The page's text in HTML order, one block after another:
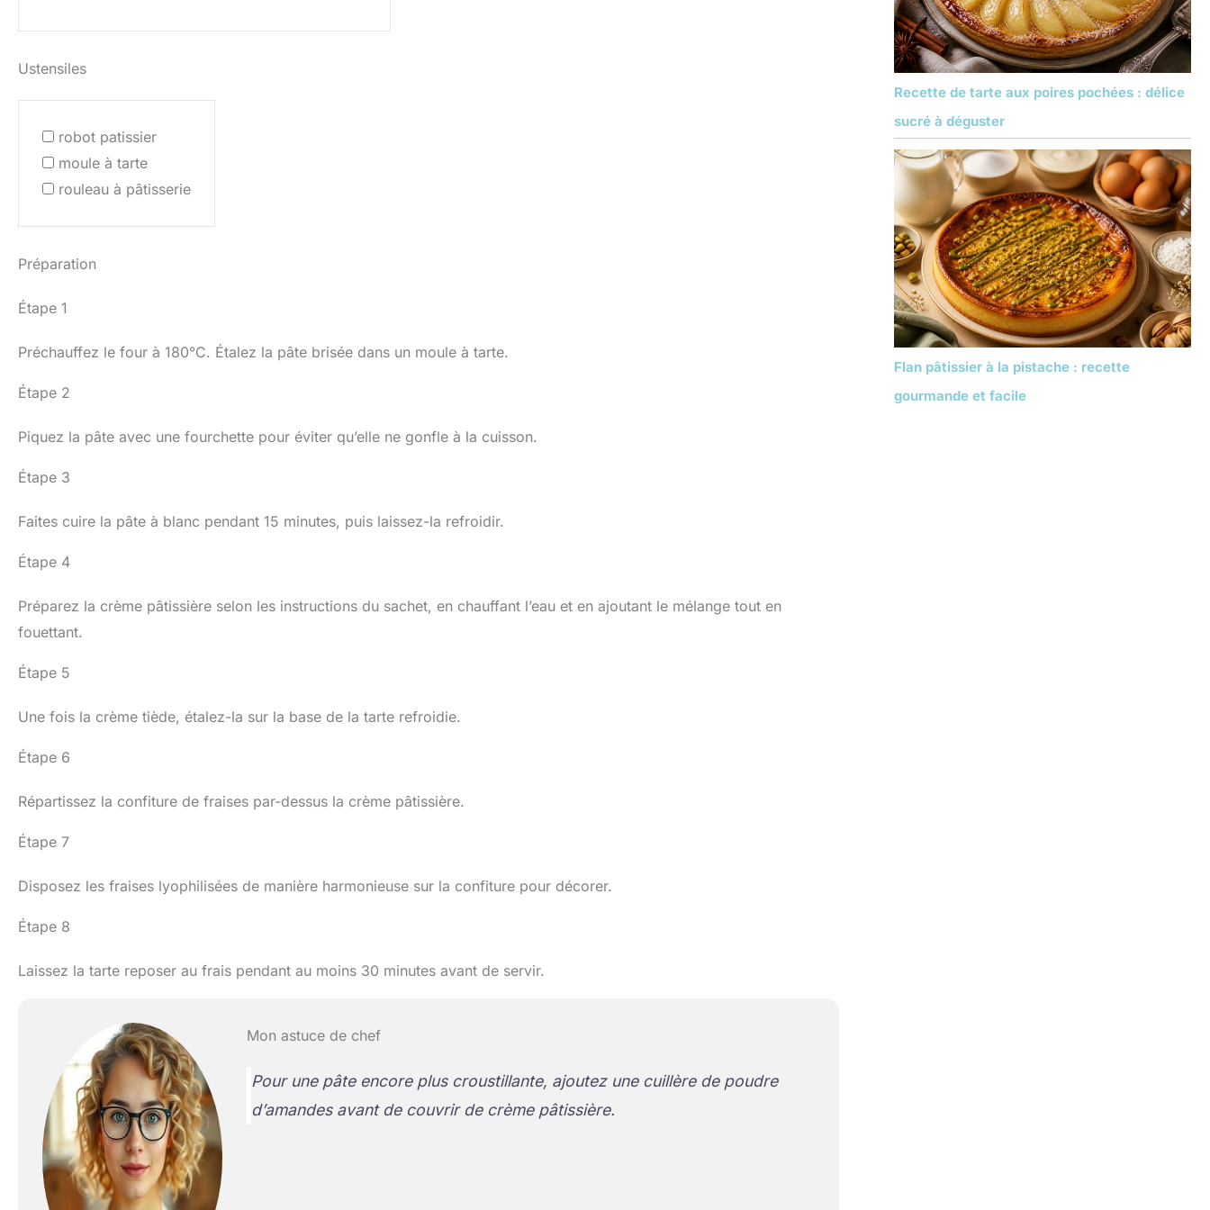
Ustensiles
robot patissier
moule à tarte
rouleau à pâtisserie
Préparation
Étape 1
Préchauffez le four à 180°C. Étalez la pâte brisée dans un moule à tarte.
Étape 2
Piquez la pâte avec une fourchette pour éviter qu’elle ne gonfle à la cuisson.
Étape 3
Faites cuire la pâte à blanc pendant 15 minutes, puis laissez-la refroidir.
Étape 4
Préparez la crème pâtissière selon les instructions du sachet, en chauffant l’eau et en ajoutant le mélange tout en
fouettant.
Étape 5
Une fois la crème tiède, étalez-la sur la base de la tarte refroidie.
Étape 6
Répartissez la confiture de fraises par-dessus la crème pâtissière.
Étape 7
Disposez les fraises lyophilisées de manière harmonieuse sur la confiture pour décorer.
Étape 8
Laissez la tarte reposer au frais pendant au moins 30 minutes avant de servir.
Mon astuce de chef
Pour une pâte encore plus croustillante, ajoutez une cuillère de poudre
d’amandes avant de couvrir de crème pâtissière.
Recette de tarte aux poires pochées : délice
sucré à déguster
Flan pâtissier à la pistache : recette
gourmande et facile